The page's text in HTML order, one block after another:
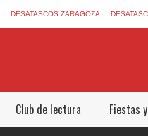
DESATASCOS ZARAGOZA
Club de lectura Fiestas